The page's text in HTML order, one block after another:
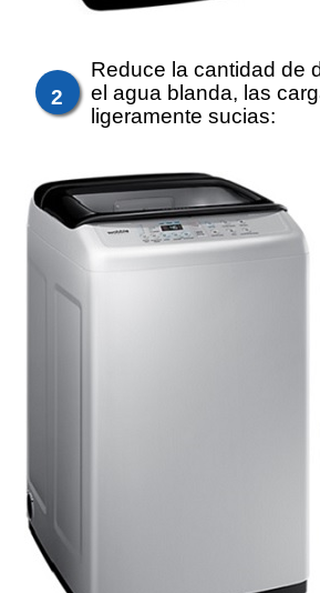
2
Reduce la cantidad de
el agua blanda, las
ligeramente sucias: